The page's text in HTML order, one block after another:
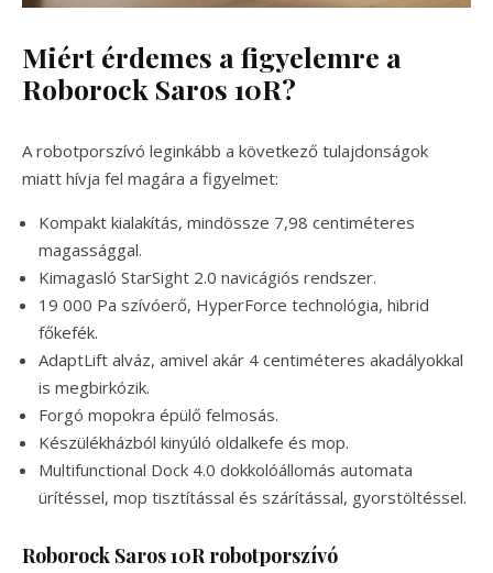
Miért érdemes a figyelemre a
Roborock Saros 10R?
A robotporszívó leginkább a következő tulajdonságok
miatt hívja fel magára a figyelmet:
Kompakt kialakítás, mindössze 7,98 centiméteres
magassággal.
Kimagasló StarSight 2.0 navicágiós rendszer.
19 000 Pa szívóerő, HyperForce technológia, hibrid
főkefék.
AdaptLift alváz, amivel akár 4 centiméteres akadályokkal
is megbirkózik.
Forgó mopokra épülő felmosás.
Készülékházból kinyúló oldalkefe és mop.
Multifunctional Dock 4.0 dokkolóállomás automata
ürítéssel, mop tisztítással és szárítással, gyorstöltéssel.
Roborock Saros 10R robotporszívó